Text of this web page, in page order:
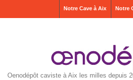
Notre
Notre Cave à Aix
Oenodépôt caviste à Aix les milles depuis